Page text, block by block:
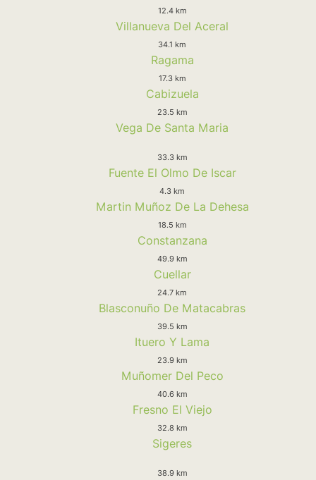
12.4 km
Villanueva Del Aceral
34.1 km
Ragama
17.3 km
Cabizuela
23.5 km
Vega De Santa Maria
33.3 km
Fuente El Olmo De Iscar
4.3 km
Martin Muñoz De La Dehesa
18.5 km
Constanzana
49.9 km
Cuellar
24.7 km
Blasconuño De Matacabras
39.5 km
Ituero Y Lama
23.9 km
Muñomer Del Peco
40.6 km
Fresno El Viejo
32.8 km
Sigeres
38.9 km